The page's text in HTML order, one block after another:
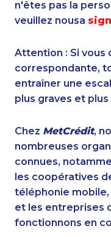
n'êtes pas la
veuillez nousa
Attention : Si
correspondante,
entraîner une
plus graves et plus
Chez MetCrédit,
nombreuses
connues,
les coopératives
téléphonie
et les entreprises
fonctionnons en